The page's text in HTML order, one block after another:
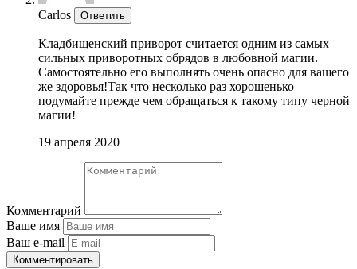
Carlos Ответить
Кладбищенский приворот считается одним из самых
сильных приворотных обрядов в любовной магии.
Самостоятельно его выполнять очень опасно для вашего
же здоровья!Так что несколько раз хорошенько
подумайте прежде чем обращаться к такому типу черной
магии!
19 апреля 2020
Комментарий
Ваше имя
Ваш e-mail
Комментировать